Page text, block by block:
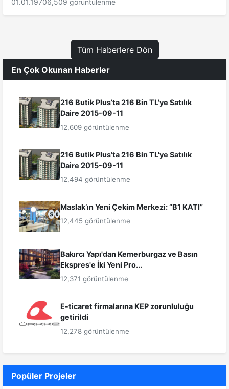
01.01.19706,509 görüntülenme
Tüm Haberlere Dön
En Çok Okunan Haberler
216 Butik Plus’ta 216 Bin TL'ye Satılık
Daire 2015-09-11
12,609 görüntülenme
216 Butik Plus’ta 216 Bin TL'ye Satılık
Daire 2015-09-11
12,494 görüntülenme
Maslak’ın Yeni Çekim Merkezi: “B1 KATI”
12,445 görüntülenme
Bakırcı Yapı'dan Kemerburgaz ve Basın
Ekspres'e İki Yeni Pro...
12,371 görüntülenme
E-ticaret firmalarına KEP zorunluluğu
getirildi
12,278 görüntülenme
Popüler Projeler